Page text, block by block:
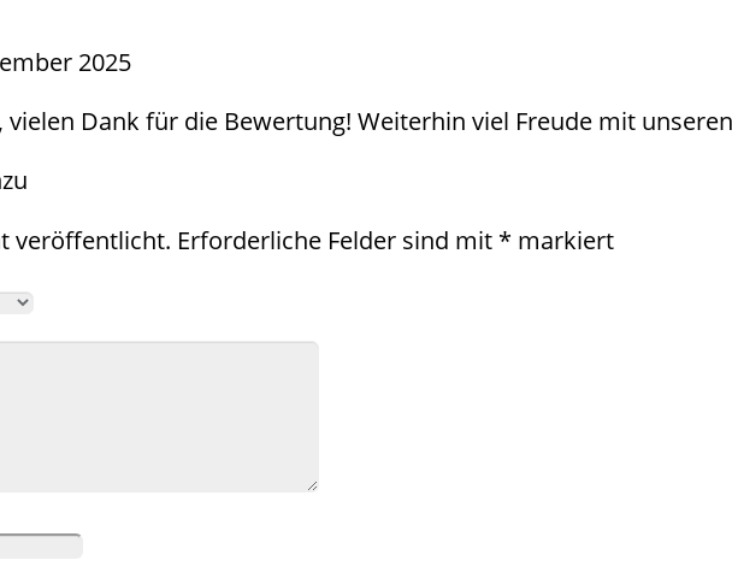
2025
vielen Dank für die Bewertung! Weiterhin viel Freude mit
veröffentlicht. Erforderliche Felder sind mit * markiert